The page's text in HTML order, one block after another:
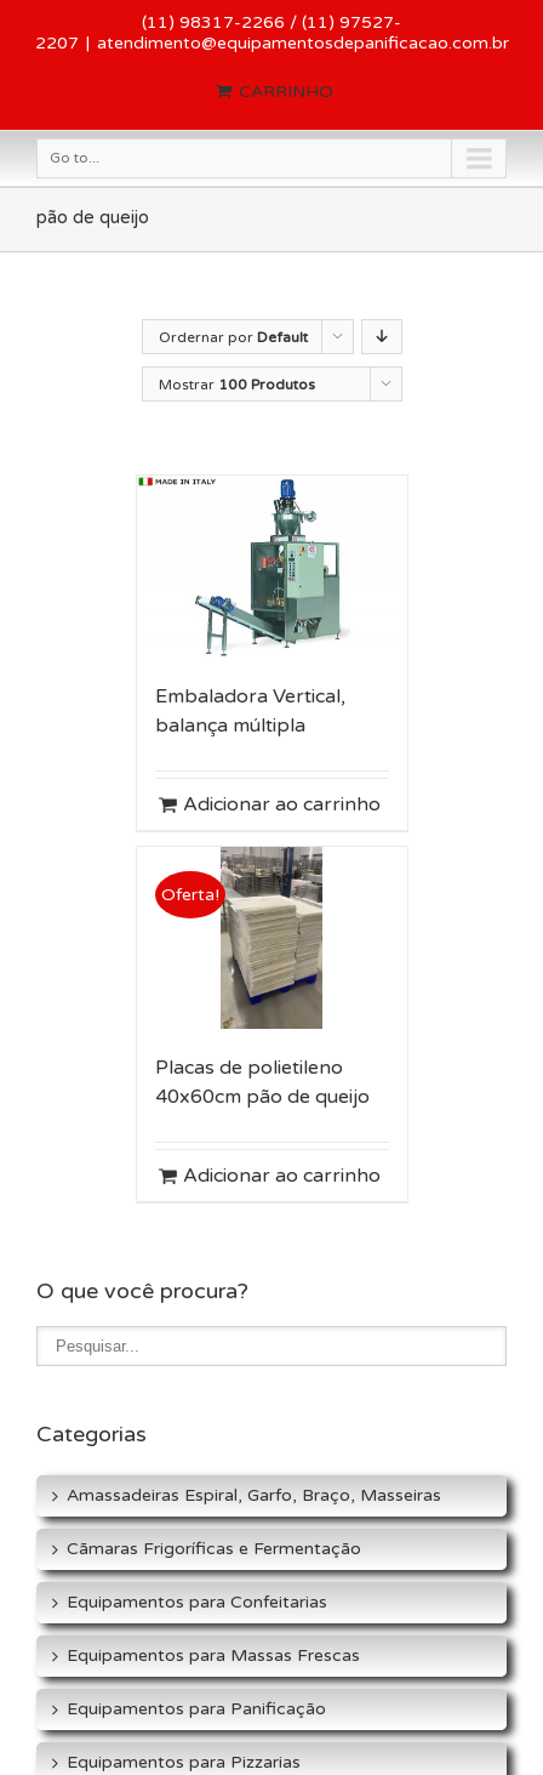
(11) 98317-2266 / (11) 97527-
2207 | atendimento@equipamentosdepanificacao.com.br
CARRINHO
Go to...
pão de queijo
Ordernar por Default
Order
Mostrar 100 Produtos
Embaladora Vertical,
balança múltipla
Adicionar ao carrinho
Oferta!
Placas de polietileno
40x60cm pão de queijo
Adicionar ao carrinho
O que você procura?
Categorias
Amassadeiras Espiral, Garfo, Braço, Masseiras
Cãmaras Frigoríficas e Fermentação
Equipamentos para Confeitarias
Equipamentos para Massas Frescas
Equipamentos para Panificação
Equipamentos para Pizzarias